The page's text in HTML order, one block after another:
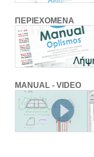
ΠΕΡΙΕΧΟΜΕΝΑ
MANUAL - VIDEO